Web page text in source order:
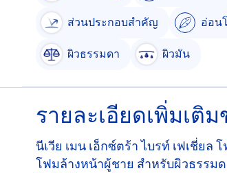
ส่วนประกอบสำคัญ อ่อน
ผิวธรรมดา ผิวมัน
รายละเอียดเพิ่มเ
นีเวีย เมน เอ็กซ์ตร้า ไบรท์ เฟเชี่ยล
โฟมล้างหน้าผู้ชาย สำหรับผิวธรรม